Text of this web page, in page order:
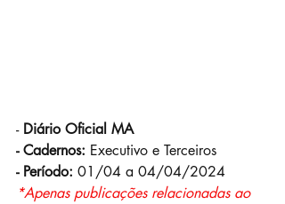
- Diário Oficial MA
- Cadernos: Executivo e Terceiros
- Período: 01/04 a 04/04/2024
*Apenas publicações relacionadas ao